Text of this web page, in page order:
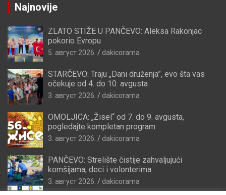
Najnovije
ZLATO STIŽE U PANČEVO: Aleksa Rakonjac
pokorio Evropu
5. август 2026. dakicorama
STARČEVO: Traju „Dani druženja”, evo šta vas
očekuje od 4. do 10. avgusta
3. август 2026. dakicorama
OMOLJICA: „Žisel“ od 7. do 9. avgusta,
pogledajte kompletan program
3. август 2026. dakicorama
PANČEVO: Strelište čistije zahvaljujući
komšijama, deci i volonterima
3. август 2026. dakicorama